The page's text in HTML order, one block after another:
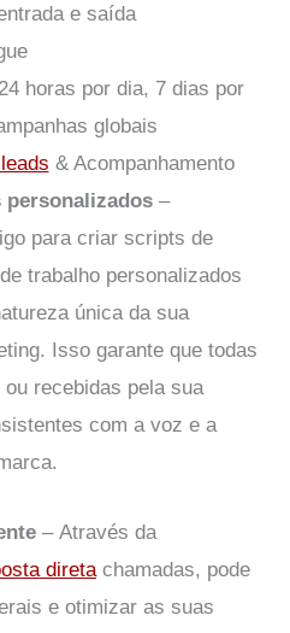
e saída
horas por dia, 7 dias por
globais
& Acompanhamento
–
para criar scripts de
trabalho personalizados
única da sua
Isso garante que todas
recebidas pela sua
com a voz e a
– Através da
diretachamadas, pode
e otimizar as suas